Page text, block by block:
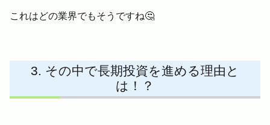
これはどの業界でもそうですね🤔
その中で長期投資を進める理由と
は！？